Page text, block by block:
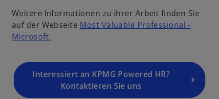
Weitere Informationen zu ihrer Arbeit finden Sie
auf der Webseite Most Valuable Professional -
Microsoft.
r
d
Interessiert an KPMG Powered HR?
Kontaktieren Sie uns